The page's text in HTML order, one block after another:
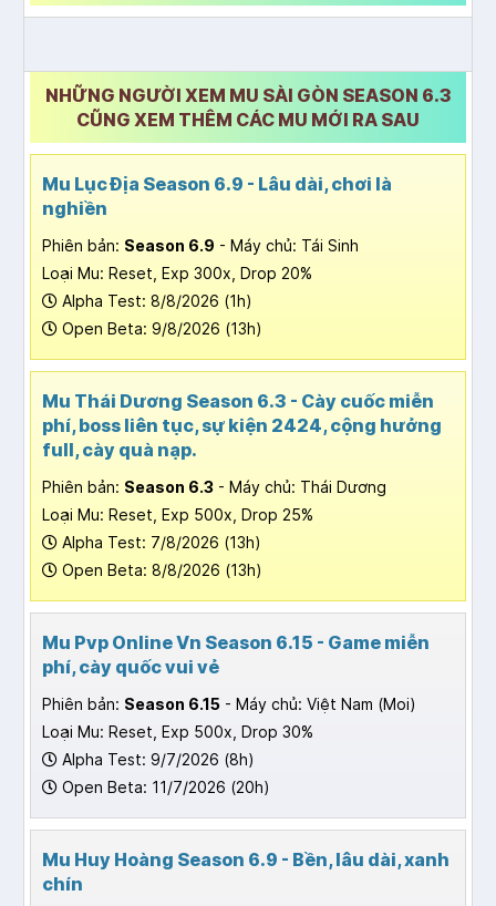
NHỮNG NGƯỜI XEM MU SÀI GÒN SEASON 6.3
CŨNG XEM THÊM CÁC MU MỚI RA SAU
Mu Lục Địa Season 6.9 - Lâu dài, chơi là
nghiền
Phiên bản: Season 6.9 - Máy chủ: Tái Sinh
Loại Mu: Reset, Exp 300x, Drop 20%
Alpha Test: 8/8/2026 (1h)
Open Beta: 9/8/2026 (13h)
Mu Thái Dương Season 6.3 - Cày cuốc miễn
phí, boss liên tục, sự kiện 2424, cộng hưởng
full, cày quà nạp.
Phiên bản: Season 6.3 - Máy chủ: Thái Dương
Loại Mu: Reset, Exp 500x, Drop 25%
Alpha Test: 7/8/2026 (13h)
Open Beta: 8/8/2026 (13h)
Mu Pvp Online Vn Season 6.15 - Game miễn
phí, cày quốc vui vẻ
Phiên bản: Season 6.15 - Máy chủ: Việt Nam (Moi)
Loại Mu: Reset, Exp 500x, Drop 30%
Alpha Test: 9/7/2026 (8h)
Open Beta: 11/7/2026 (20h)
Mu Huy Hoàng Season 6.9 - Bền, lâu dài, xanh
chín